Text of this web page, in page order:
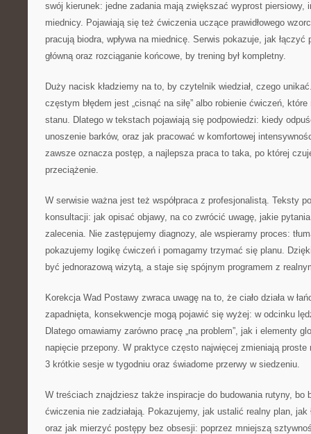
swój kierunek: jedne zadania mają zwiększać wyprost piersiowy,
miednicy. Pojawiają się też ćwiczenia uczące prawidłowego
pracują biodra, wpływa na miednicę. Serwis pokazuje, jak
główną oraz rozciąganie końcowe, by trening był kompletny.
Duży nacisk kładziemy na to, by czytelnik wiedział, czego
częstym błędem jest „cisnąć na siłę” albo robienie ćwiczeń,
stanu. Dlatego w tekstach pojawiają się podpowiedzi: kiedy
unoszenie barków, oraz jak pracować w komfortowej
zawsze oznacza postęp, a najlepsza praca to taka, po której
przeciążenie.
W serwisie ważna jest też współpraca z profesjonalistą. Teksty
konsultacji: jak opisać objawy, na co zwrócić uwagę, jakie
zalecenia. Nie zastępujemy diagnozy, ale wspieramy proces:
pokazujemy logikę ćwiczeń i pomagamy trzymać się planu.
być jednorazową wizytą, a staje się spójnym programem z
Korekcja Wad Postawy zwraca uwagę na to, że ciało działa w
zapadnięta, konsekwencje mogą pojawić się wyżej: w odcinku
Dlatego omawiamy zarówno pracę „na problem”, jak i elementy
napięcie przepony. W praktyce często najwięcej zmieniają proste
3 krótkie sesje w tygodniu oraz świadome przerwy w siedzeniu.
W treściach znajdziesz także inspiracje do budowania rutyny, bo
ćwiczenia nie zadziałają. Pokazujemy, jak ustalić realny plan,
oraz jak mierzyć postępy bez obsesji: poprzez mniejszą